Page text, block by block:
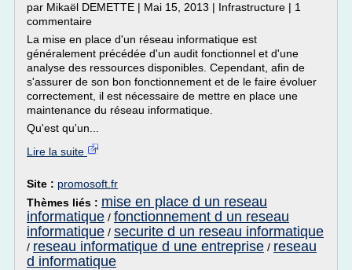
par Mikaël DEMETTE | Mai 15, 2013 | Infrastructure | 1
commentaire
La mise en place d'un réseau informatique est
généralement précédée d'un audit fonctionnel et d'une
analyse des ressources disponibles. Cependant, afin de
s'assurer de son bon fonctionnement et de le faire évoluer
correctement, il est nécessaire de mettre en place une
maintenance du réseau informatique.
Qu'est qu'un...
Lire la suite
Site : promosoft.fr
Thèmes liés : mise en place d un reseau
informatique / fonctionnement d un reseau
informatique / securite d un reseau informatique
/ reseau informatique d une entreprise / reseau
d informatique